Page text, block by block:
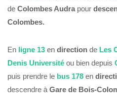
de Colombes Audra pour
Colombes.
En ligne 13 en direction de Les
Denis Université ou bien depuis
puis prendre le bus 178 en
descendre à Gare de Bois-